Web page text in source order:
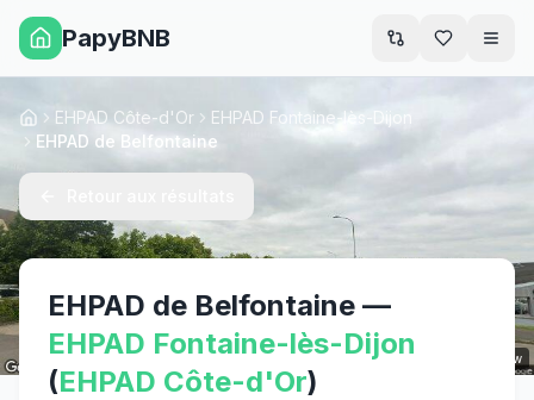
PapyBNB
Street View
AccueilEHPAD Côte-d'Or
EHPAD Fontaine-lès-Dijon
EHPAD de Belfontaine
EHPAD de Belfontaine —
EHPAD Fontaine-lès-Dijon
(EHPAD Côte-d'Or)